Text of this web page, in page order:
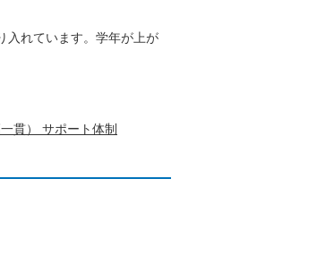
入れています。学年が上が
貫） サポート体制